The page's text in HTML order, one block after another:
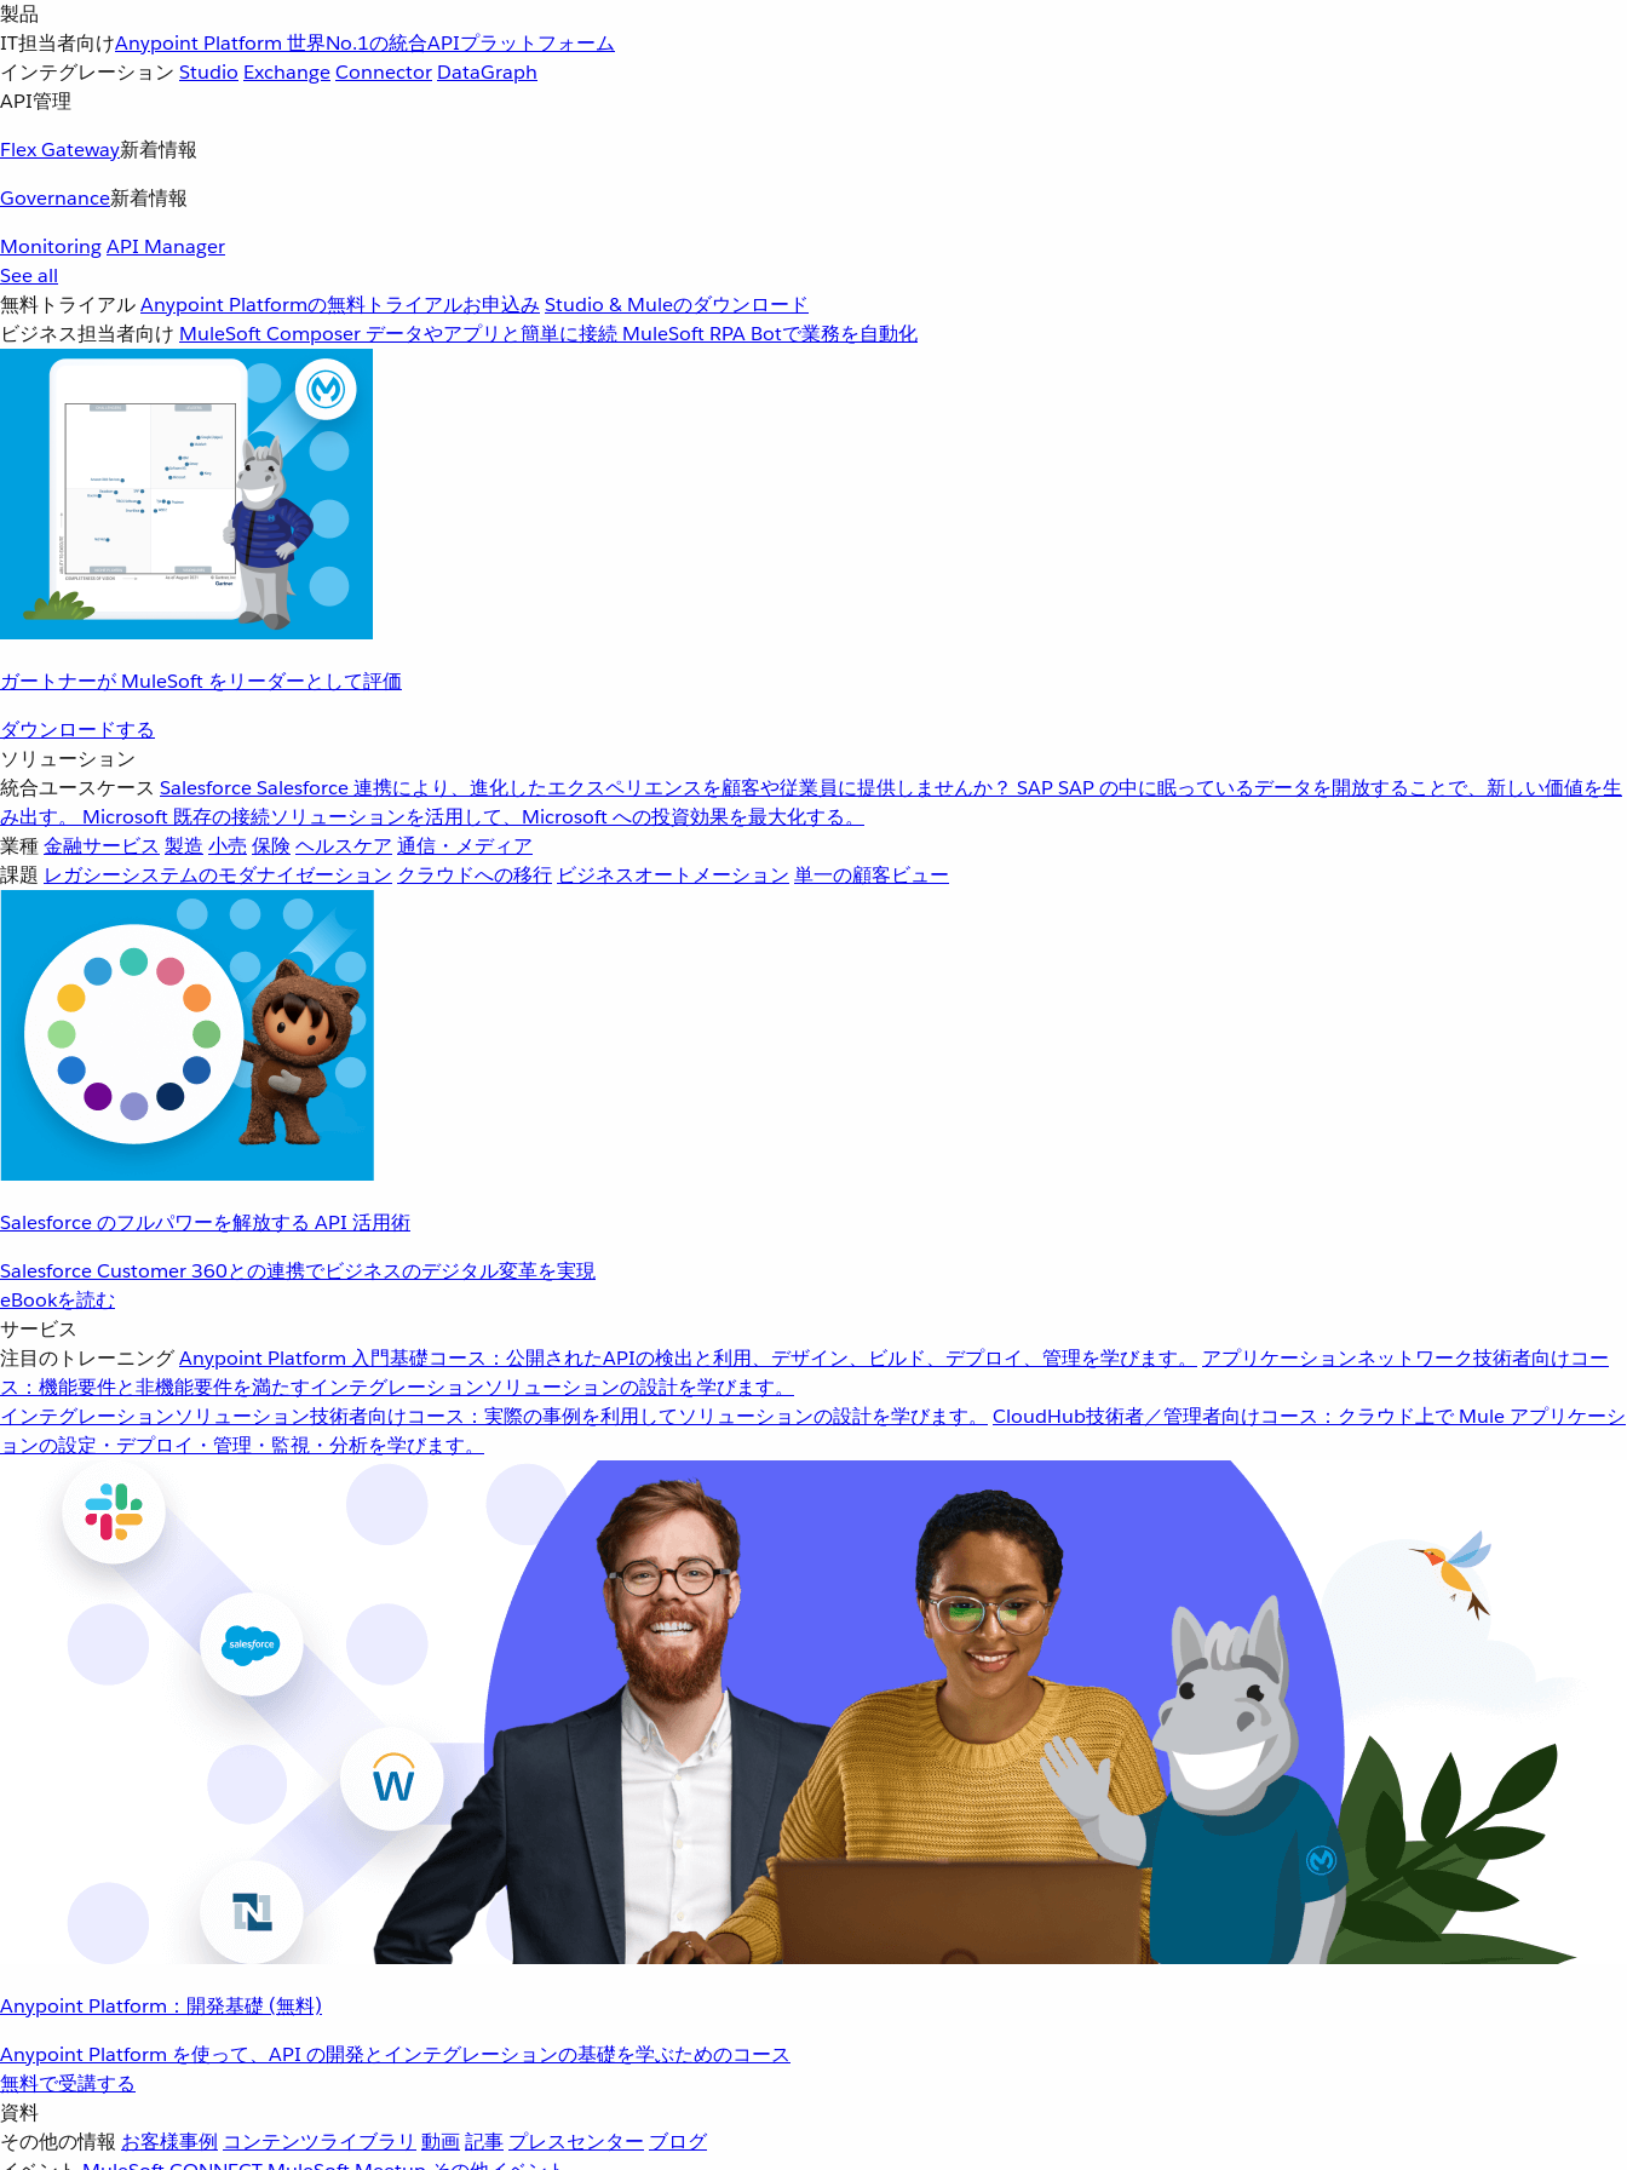
製品
IT担当者向けAnypoint Platform 世界No.1の統合APIプラットフォーム
インテグレーション Studio ExchangeConnector DataGraph
API管理
Flex Gateway新着情報
Governance新着情報
MonitoringAPI Manager
See all
無料トライアルAnypoint Platformの無料トライアルお申込み Studio & Muleのダウンロード
ビジネス担当者向け MuleSoft Composer データやアプリと簡単に接続 MuleSoft RPA Botで業務を自動化
ガートナーが MuleSoft をリーダーとして評価
ダウンロードする
ソリューション
統合ユースケース SalesforceSalesforce 連携により、進化したエクスペリエンスを顧客や従業員に提供しませんか？ SAPSAP の中に眠っているデータを開放することで、新しい価値を生
み出す。
Microsoft 既存の接続ソリューションを活用して、Microsoft への投資効果を最大化する。
業種金融サービス 製造 小売 保険 ヘルスケア 通信・メディア
課題 レガシーシステムのモダナイゼーション クラウドへの移行 ビジネスオートメーション 単一の顧客ビュー
Salesforce のフルパワーを解放する API 活用術
Salesforce Customer 360との連携でビジネスのデジタル変革を実現
eBookを読む
サービス
注目のトレーニングAnypoint Platform 入門基礎コース：公開されたAPIの検出と利用、デザイン、ビルド、デプロイ、管理を学びます。 アプリケーションネットワーク技術者向けコー
ス：機能要件と非機能要件を満たすインテグレーションソリューションの設計を学びます。
インテグレーションソリューション技術者向けコース：実際の事例を利用してソリューションの設計を学びます。 CloudHub技術者／管理者向けコース：クラウド上で Mule アプリケーシ
ョンの設定・デプロイ・管理・監視・分析を学びます。
Anypoint Platform：開発基礎 (無料)
Anypoint Platform を使って、API の開発とインテグレーションの基礎を学ぶためのコース
無料で受講する
資料
その他の情報 お客様事例 コンテンツライブラリ 動画記事 プレスセンター ブログ